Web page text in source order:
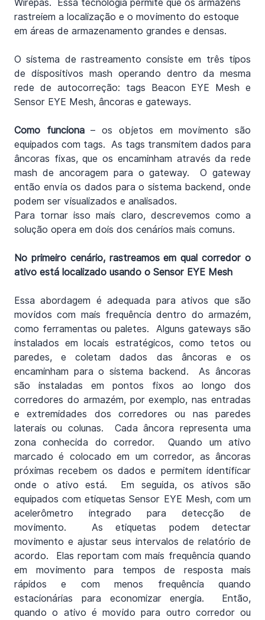
Wirepas.  Essa tecnologia permite que os armazéns
rastreiem a localização e o movimento do estoque
em áreas de armazenamento grandes e densas.
O sistema de rastreamento consiste em três tipos
de dispositivos mash operando dentro da mesma
rede de autocorreção: tags Beacon EYE Mesh e
Sensor EYE Mesh, âncoras e gateways.
Como funciona – os objetos em movimento são
equipados com tags.  As tags transmitem dados para
âncoras fixas, que os encaminham através da rede
mash de ancoragem para o gateway.  O gateway
então envia os dados para o sistema backend, onde
podem ser visualizados e analisados.
Para tornar isso mais claro, descrevemos como a
solução opera em dois dos cenários mais comuns.
No primeiro cenário, rastreamos em qual corredor o
ativo está localizado usando o Sensor EYE Mesh
Essa abordagem é adequada para ativos que são
movidos com mais frequência dentro do armazém,
como ferramentas ou paletes.  Alguns gateways são
instalados em locais estratégicos, como tetos ou
paredes, e coletam dados das âncoras e os
encaminham para o sistema backend.  As âncoras
são instaladas em pontos fixos ao longo dos
corredores do armazém, por exemplo, nas entradas
e extremidades dos corredores ou nas paredes
laterais ou colunas.  Cada âncora representa uma
zona conhecida do corredor.  Quando um ativo
marcado é colocado em um corredor, as âncoras
próximas recebem os dados e permitem identificar
onde o ativo está.  Em seguida, os ativos são
equipados com etiquetas Sensor EYE Mesh, com um
acelerômetro integrado para detecção de
movimento.  As etiquetas podem detectar
movimento e ajustar seus intervalos de relatório de
acordo.  Elas reportam com mais frequência quando
em movimento para tempos de resposta mais
rápidos e com menos frequência quando
estacionárias para economizar energia.  Então,
quando o ativo é movido para outro corredor ou